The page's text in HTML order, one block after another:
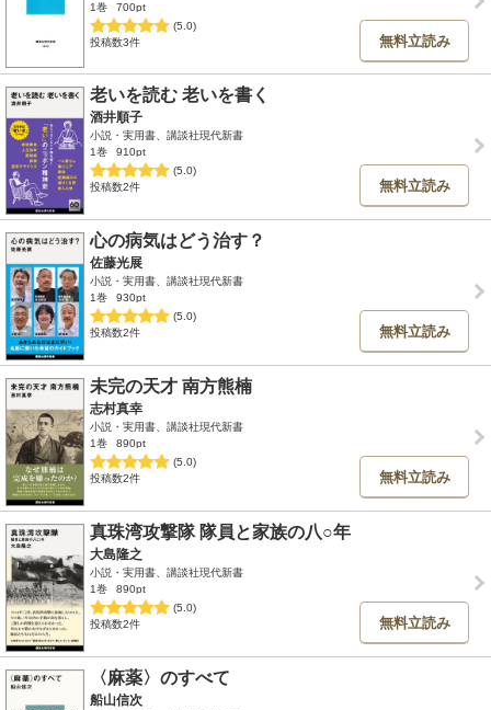
1巻
700pt
(5.0)
投稿数3件
無料立読み
老いを読む 老いを書く
酒井順子
小説・実用書、講談社現代新書
1巻
910pt
(5.0)
投稿数2件
無料立読み
心の病気はどう治す？
佐藤光展
小説・実用書、講談社現代新書
1巻
930pt
(5.0)
投稿数2件
無料立読み
未完の天才 南方熊楠
志村真幸
小説・実用書、講談社現代新書
1巻
890pt
(5.0)
投稿数2件
無料立読み
真珠湾攻撃隊 隊員と家族の八○年
大島隆之
小説・実用書、講談社現代新書
1巻
890pt
(5.0)
投稿数2件
無料立読み
〈麻薬〉のすべて
船山信次